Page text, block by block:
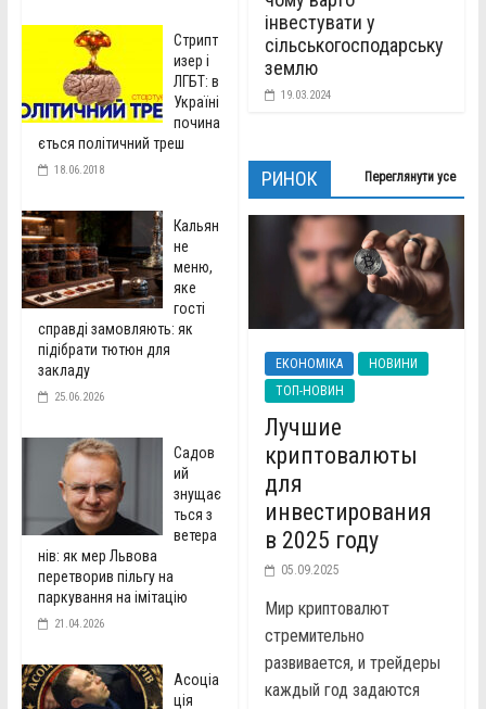
Стрипт
изер і
ЛГБТ: в
Україні
почина
ється політичний треш
18.06.2018
Кальян
не
меню,
яке
гості
справді замовляють: як
підібрати тютюн для
закладу
25.06.2026
Садов
ий
знущає
ться з
ветера
нів: як мер Львова
перетворив пільгу на
паркування на імітацію
21.04.2026
Асоціа
ція
інвестувати у
сільськогосподарську
землю
19.03.2024
РИНОК Переглянути усе
ЕКОНОМІКА
НОВИНИ
ТОП-НОВИН
Лучшие
криптовалюты
для
инвестирования
в 2025 году
05.09.2025
Мир криптовалют
стремительно
развивается, и трейдеры
каждый год задаются